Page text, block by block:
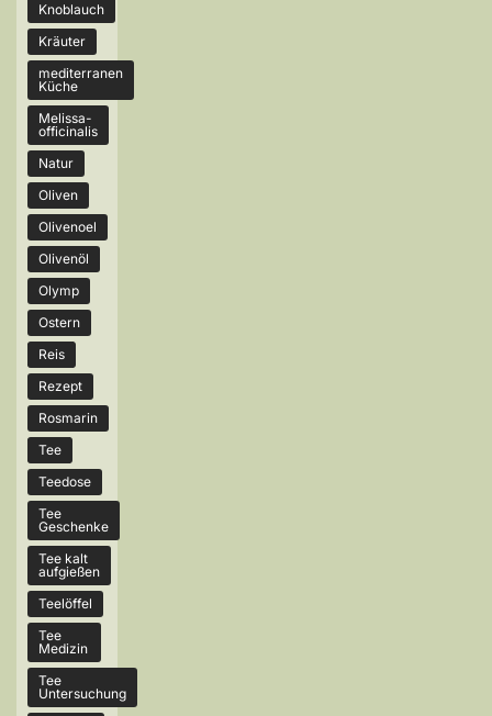
Knoblauch
Kräuter
mediterranen
Küche
Melissa-
officinalis
Natur
Oliven
Olivenoel
Olivenöl
Olymp
Ostern
Reis
Rezept
Rosmarin
Tee
Teedose
Tee
Geschenke
Tee kalt
aufgießen
Teelöffel
Tee
Medizin
Tee
Untersuchung